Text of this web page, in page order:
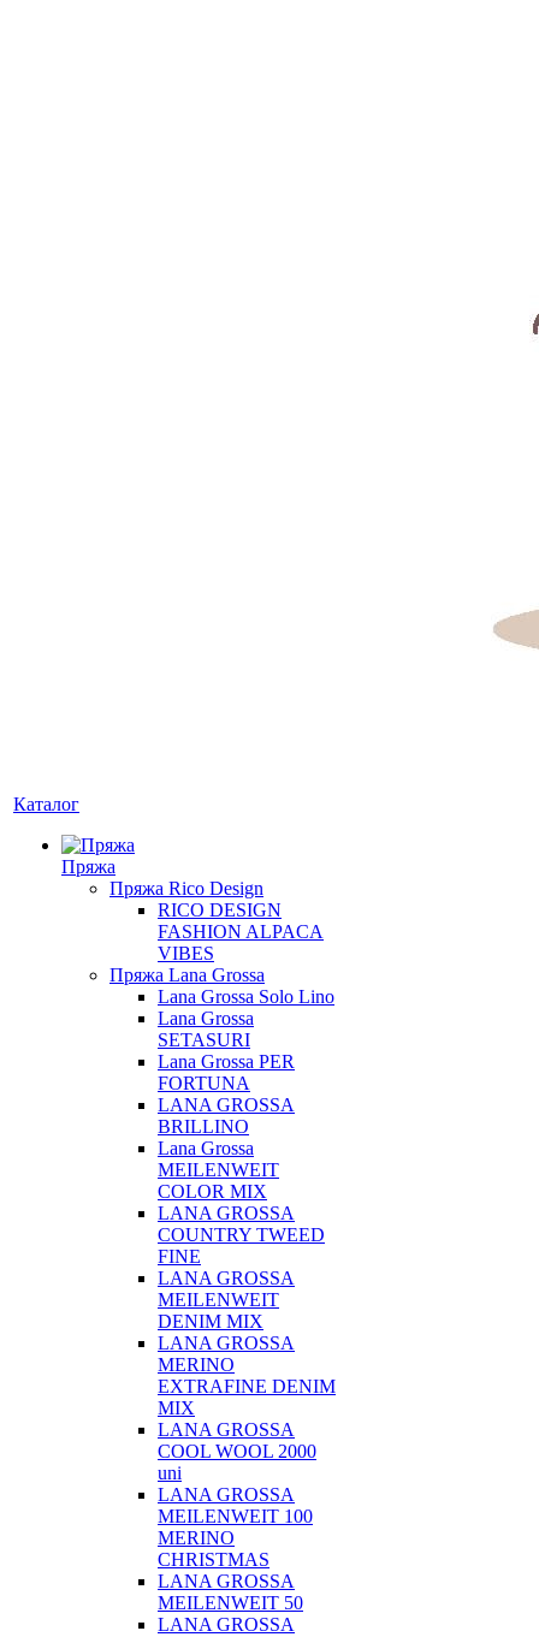
Каталог
Пряжа
Пряжа Rico Design
RICO DESIGN
FASHION ALPACA
VIBES
Пряжа Lana Grossa
Lana Grossa Solo Lino
Lana Grossa
SETASURI
Lana Grossa PER
FORTUNA
LANA GROSSA
BRILLINO
Lana Grossa
MEILENWEIT
COLOR MIX
LANA GROSSA
COUNTRY TWEED
FINE
LANA GROSSA
MEILENWEIT
DENIM MIX
LANA GROSSA
MERINO
EXTRAFINE DENIM
MIX
LANA GROSSA
COOL WOOL 2000
uni
LANA GROSSA
MEILENWEIT 100
MERINO
CHRISTMAS
LANA GROSSA
MEILENWEIT 50
LANA GROSSA